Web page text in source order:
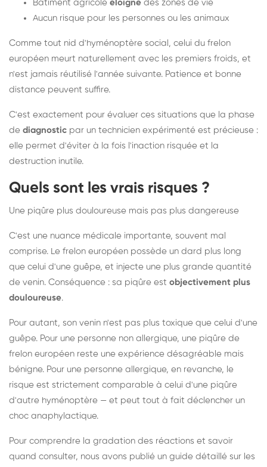
Bâtiment agricole éloigné des zones de vie
Aucun risque pour les personnes ou les animaux
Comme tout nid d'hyménoptère social, celui du frelon
européen meurt naturellement avec les premiers froids, et
n'est jamais réutilisé l'année suivante. Patience et bonne
distance peuvent suffire.
C'est exactement pour évaluer ces situations que la phase
de diagnostic par un technicien expérimenté est précieuse :
elle permet d'éviter à la fois l'inaction risquée et la
destruction inutile.
Quels sont les vrais risques ?
Une piqûre plus douloureuse mais pas plus dangereuse
C'est une nuance médicale importante, souvent mal
comprise. Le frelon européen possède un dard plus long
que celui d'une guêpe, et injecte une plus grande quantité
de venin. Conséquence : sa piqûre est objectivement plus
douloureuse.
Pour autant, son venin n'est pas plus toxique que celui d'une
guêpe. Pour une personne non allergique, une piqûre de
frelon européen reste une expérience désagréable mais
bénigne. Pour une personne allergique, en revanche, le
risque est strictement comparable à celui d'une piqûre
d'autre hyménoptère — et peut tout à fait déclencher un
choc anaphylactique.
Pour comprendre la gradation des réactions et savoir
quand consulter, nous avons publié un guide détaillé sur les